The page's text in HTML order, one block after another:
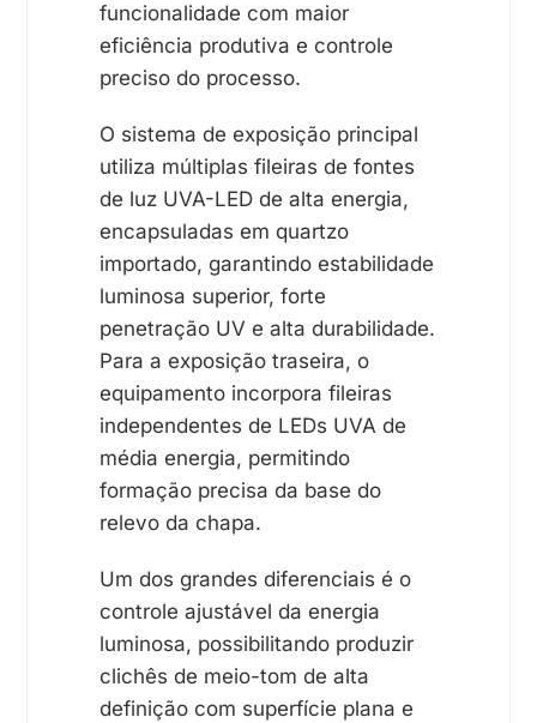
funcionalidade com maior
eficiência produtiva e controle
preciso do processo.
O sistema de exposição principal
utiliza múltiplas fileiras de fontes
de luz UVA-LED de alta energia,
encapsuladas em quartzo
importado, garantindo estabilidade
luminosa superior, forte
penetração UV e alta durabilidade.
Para a exposição traseira, o
equipamento incorpora fileiras
independentes de LEDs UVA de
média energia, permitindo
formação precisa da base do
relevo da chapa.
Um dos grandes diferenciais é o
controle ajustável da energia
luminosa, possibilitando produzir
clichês de meio-tom de alta
definição com superfície plana e